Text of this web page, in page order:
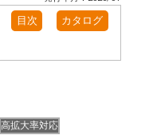
目次 カタログ
高拡大率対応